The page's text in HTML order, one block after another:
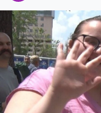
Magazin
Politika
Sağlık
Spor
Tüm
Son Dakika
Haber Arşivi